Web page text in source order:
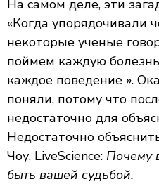
На самом деле, эти
«Когда упорядочивали
некоторые ученые
поймем каждую
каждое поведение ».
поняли, потому что
недостаточно для
Недостаточно
Чоу, LiveScience: Почему
быть вашей судьбой.